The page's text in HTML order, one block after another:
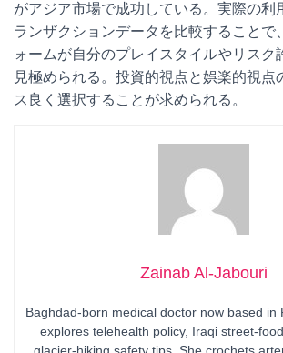
がアジア市場で成功している。実際の利
ランザクションデータを比較することで
ォームが自分のプレイスタイルやリスク
見極められる。投資的視点と娯楽的視点
ス良く選択することが求められる。
Zainab Al-Jabouri
Baghdad-born medical doctor now based in
explores telehealth policy, Iraqi street-